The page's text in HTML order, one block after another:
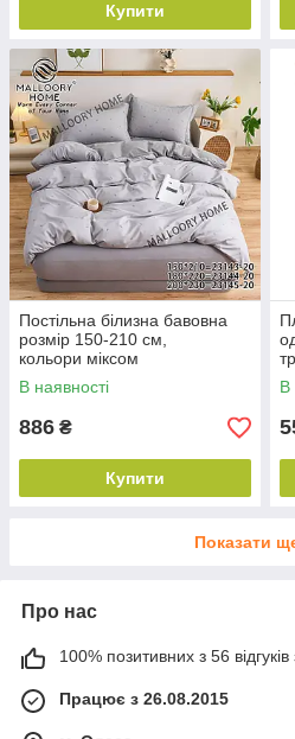
Купити
Постільна білизна бавовна
розмір 150-210 см,
кольори міксом
В наявності
886 ₴
Купити
В
Показати
Про нас
100% позитивних з 56 відгуків
Працює з 26.08.2015